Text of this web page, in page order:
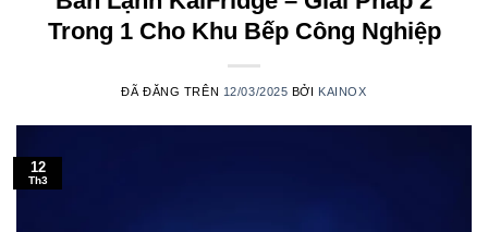
Trong 1 Cho Khu Bếp Công Nghiệp
ĐÃ ĐĂNG TRÊN 12/03/2025 BỞI KAINOX
12
Th3